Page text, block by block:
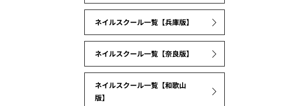
ネイルスクール一覧【兵庫版】
ネイルスクール一覧【奈良版】
ネイルスクール一覧【和歌山
版】